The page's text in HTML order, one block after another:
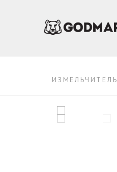
ИЗМЕЛЬЧИТЕЛЬ